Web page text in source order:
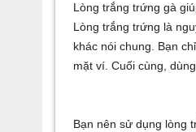
Lòng trắng trứng gà
Lòng trắng trứng là
khác nói chung. Bạn
mặt ví. Cuối cùng,
Bạn nên sử dụng lòng